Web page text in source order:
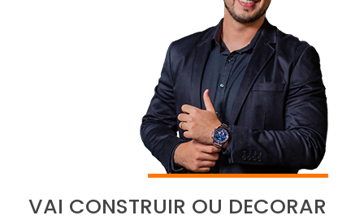
VAI CONSTRUIR OU DECORAR